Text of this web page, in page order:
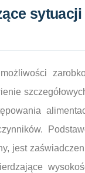
jest